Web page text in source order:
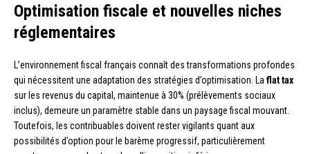
Optimisation fiscale et nouvelles niches
réglementaires
L’environnement fiscal français connaît des transformations profondes
qui nécessitent une adaptation des stratégies d’optimisation. La flat tax
sur les revenus du capital, maintenue à 30% (prélèvements sociaux
inclus), demeure un paramètre stable dans un paysage fiscal mouvant.
Toutefois, les contribuables doivent rester vigilants quant aux
possibilités d’option pour le barème progressif, particulièrement